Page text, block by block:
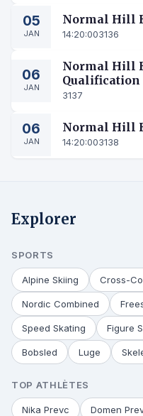
05
JAN
Normal Hill
14:20:003136
06
JAN
Normal Hill
Qualification
3137
06
JAN
Normal Hill
14:20:003138
Explorer
SPORTS
Alpine Skiing Cross-
Nordic Combined
Speed Skating Figure
Bobsled Luge
TOP ATHLÈTES
Nika Prevc Domen